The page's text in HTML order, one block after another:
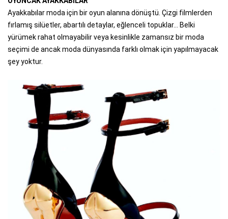
Ayakkabılar moda için bir oyun alanına dönüştü. Çizgi filmlerden
fırlamış silüetler, abartılı detaylar, eğlenceli topuklar… Belki
yürümek rahat olmayabilir veya kesinlikle zamansız bir moda
seçimi de ancak moda dünyasında farklı olmak için yapılmayacak
şey yoktur.